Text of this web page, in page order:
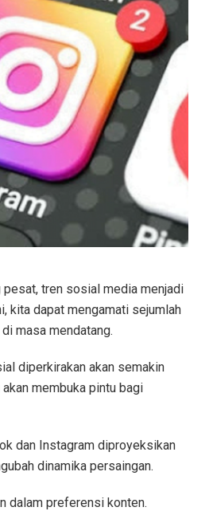
tren sosial media menjadi
kita dapat mengamati sejumlah
masa mendatang.
diperkirakan akan semakin
membuka pintu bagi
dan Instagram diproyeksikan
dinamika persaingan.
dalam preferensi konten.